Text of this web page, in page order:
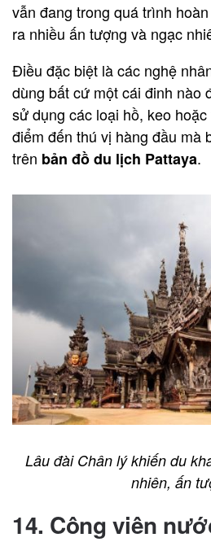
vẫn đang trong quá trình
ra nhiều ấn tượng và ngạc
Điều đặc biệt là các nghệ
dùng bất cứ một cái đinh nào
sử dụng các loại hồ, keo
điểm đến thú vị hàng đầu mà
trên bản đồ du lịch Pattaya.
Lâu đài Chân lý khiến du
nhiên, ấn
14. Công viên